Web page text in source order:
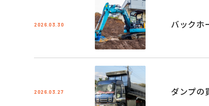
2026.03.30 バックホ
2026.03.27 ダンプの